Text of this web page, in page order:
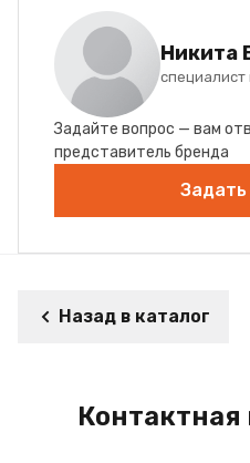
Никита
Задайте вопрос — вам
представитель бренда
Задать
Назад в каталог